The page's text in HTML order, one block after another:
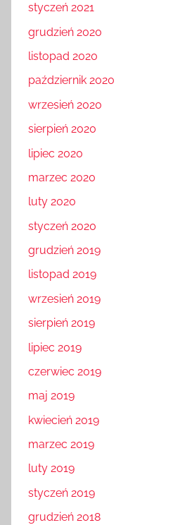
styczeń 2021
grudzień 2020
listopad 2020
październik 2020
wrzesień 2020
sierpień 2020
lipiec 2020
marzec 2020
luty 2020
styczeń 2020
grudzień 2019
listopad 2019
wrzesień 2019
sierpień 2019
lipiec 2019
czerwiec 2019
maj 2019
kwiecień 2019
marzec 2019
luty 2019
styczeń 2019
grudzień 2018